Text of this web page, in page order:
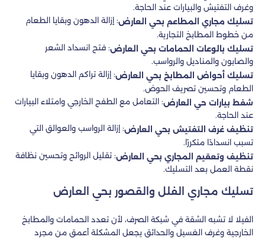
وغرف التفتيش والبيارات عند الحاجة.
تسليك مجاري المطاعم بحي العارض: إزالة الدهون وبقايا الطعام
من خطوط المطابخ التجارية.
تسليك بالوعات الحمامات بحي العارض: فتح انسداد الشعر
والصابون والمناديل والرواسب.
تسليك أحواض المطابخ بحي العارض: إزالة تراكم الدهون وبقايا
الطعام وتحسين تصريف الحوض.
شفط بيارات حي العارض: التعامل مع الطفح الخارجي وامتلاء البيارات
عند الحاجة.
تنظيف غرف التفتيش بحي العارض: إزالة الرواسب والعوالق التي
تسبب انسدادًا متكررًا.
تنظيف وتعقيم المجاري بحي العارض: تقليل الروائح وتحسين نظافة
نقطة العمل بعد التسليك.
تسليك مجاري الفلل والقصور بحي العارض
الفيلا لا تشبه الشقة في شبكة الصرف، لأن تعدد الحمامات والمطابخ
الخارجية وغرف الغسيل والحدائق يجعل المشكلة أعمق من مجرد